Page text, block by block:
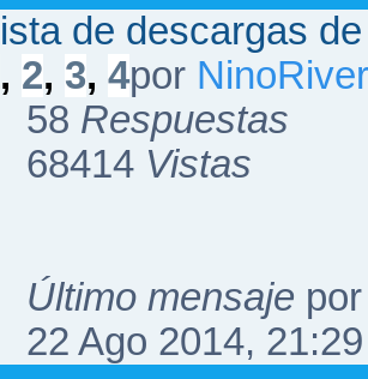
de descargas
, 2, 3,4por
58 Respuestas
68414 Vistas
Último mensaje
22 Ago 2014, 21:29